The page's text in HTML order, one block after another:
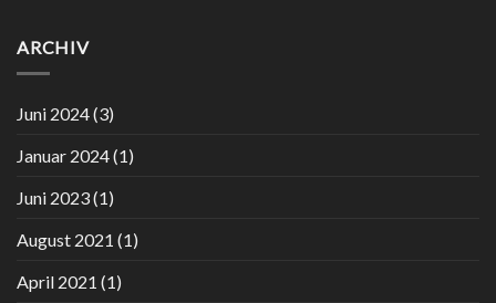
ARCHIV
Juni 2024(3)
Januar 2024(1)
Juni 2023(1)
August 2021 (1)
April 2021 (1)